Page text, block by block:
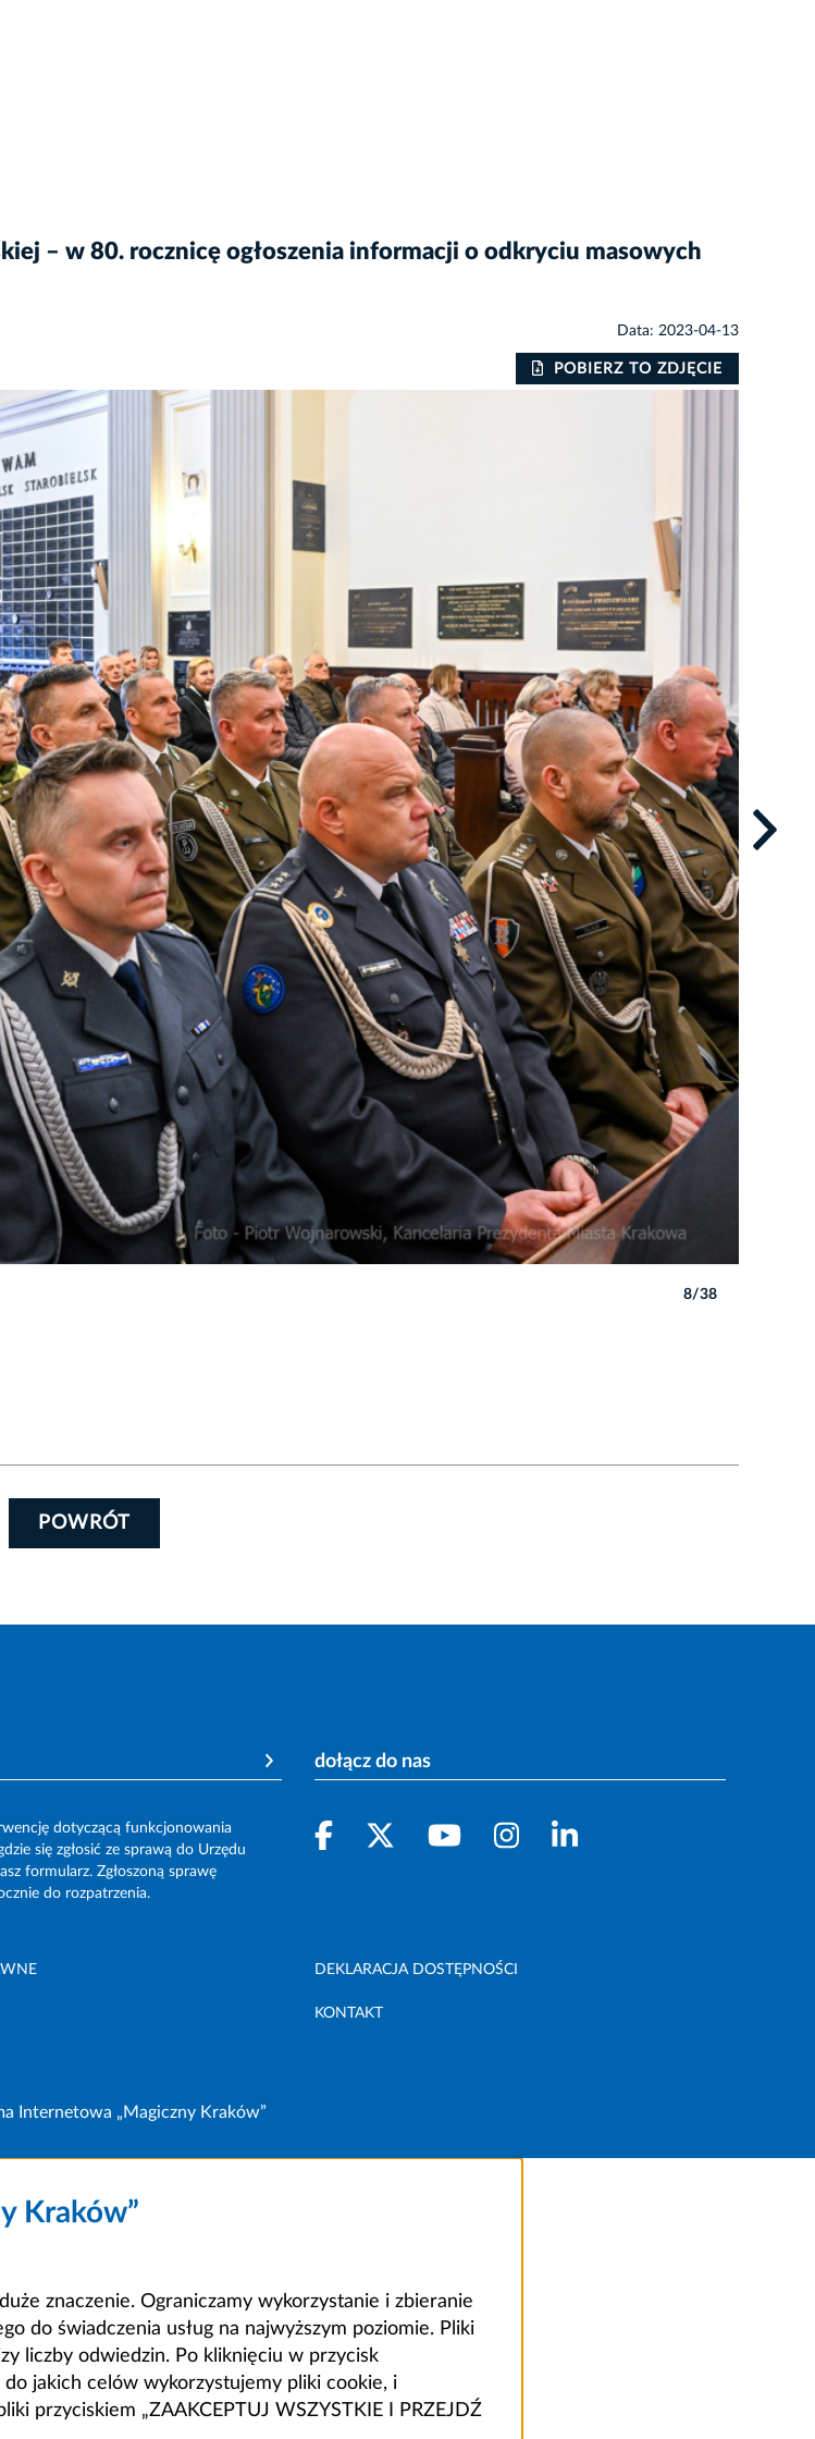
– w 80. rocznicę ogłoszenia informacji o odkryciu masowych
Data: 2023-04-13
POBIERZ TO ZDJĘCIE
8/38
POWRÓT
dotyczącą funkcjonowania
się zgłosić ze sprawą do Urzędu
formularz. Zgłoszoną sprawę
do rozpatrzenia.
dołącz do nas
DEKLARACJA DOSTĘPNOŚCI
KONTAKT
Internetowa „Magiczny Kraków”
Kraków”
znaczenie. Ograniczamy wykorzystanie i zbieranie
do świadczenia usług na najwyższym poziomie. Pliki
liczby odwiedzin. Po kliknięciu w przycisk
jakich celów wykorzystujemy pliki cookie, i
przyciskiem „ZAAKCEPTUJ WSZYSTKIE I PRZEJDŹ